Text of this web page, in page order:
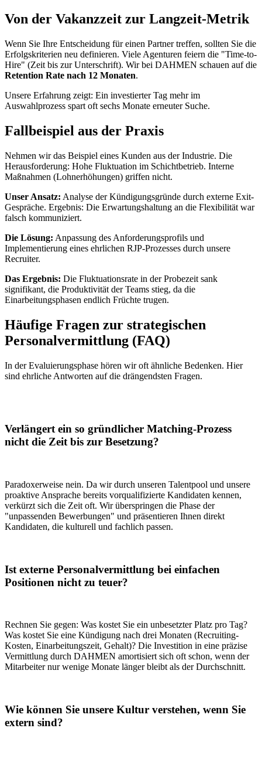
Von der Vakanzzeit zur Langzeit-Metrik
Wenn Sie Ihre Entscheidung für einen Partner treffen, sollten Sie die
Erfolgskriterien neu definieren. Viele Agenturen feiern die "Time-to-
Hire" (Zeit bis zur Unterschrift). Wir bei DAHMEN schauen auf die
Retention Rate nach 12 Monaten.
Unsere Erfahrung zeigt: Ein investierter Tag mehr im
Auswahlprozess spart oft sechs Monate erneuter Suche.
Fallbeispiel aus der Praxis
Nehmen wir das Beispiel eines Kunden aus der Industrie. Die
Herausforderung: Hohe Fluktuation im Schichtbetrieb. Interne
Maßnahmen (Lohnerhöhungen) griffen nicht.
Unser Ansatz: Analyse der Kündigungsgründe durch externe Exit-
Gespräche. Ergebnis: Die Erwartungshaltung an die Flexibilität war
falsch kommuniziert.
Die Lösung: Anpassung des Anforderungsprofils und
Implementierung eines ehrlichen RJP-Prozesses durch unsere
Recruiter.
Das Ergebnis: Die Fluktuationsrate in der Probezeit sank
signifikant, die Produktivität der Teams stieg, da die
Einarbeitungsphasen endlich Früchte trugen.
Häufige Fragen zur strategischen
Personalvermittlung (FAQ)
In der Evaluierungsphase hören wir oft ähnliche Bedenken. Hier
sind ehrliche Antworten auf die drängendsten Fragen.
Verlängert ein so gründlicher Matching-Prozess
nicht die Zeit bis zur Besetzung?
Paradoxerweise nein. Da wir durch unseren Talentpool und unsere
proaktive Ansprache bereits vorqualifizierte Kandidaten kennen,
verkürzt sich die Zeit oft. Wir überspringen die Phase der
"unpassenden Bewerbungen" und präsentieren Ihnen direkt
Kandidaten, die kulturell und fachlich passen.
Ist externe Personalvermittlung bei einfachen
Positionen nicht zu teuer?
Rechnen Sie gegen: Was kostet Sie ein unbesetzter Platz pro Tag?
Was kostet Sie eine Kündigung nach drei Monaten (Recruiting-
Kosten, Einarbeitungszeit, Gehalt)? Die Investition in eine präzise
Vermittlung durch DAHMEN amortisiert sich oft schon, wenn der
Mitarbeiter nur wenige Monate länger bleibt als der Durchschnitt.
Wie können Sie unsere Kultur verstehen, wenn Sie
extern sind?